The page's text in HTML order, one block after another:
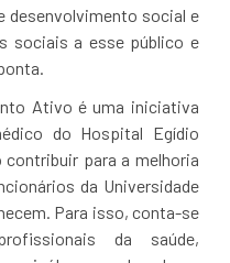
desenvolvimento social e
sociais a esse público e
Ativo é uma iniciativa
do Hospital Egídio
para a melhoria
da Universidade
Para isso, conta-se
da saúde,